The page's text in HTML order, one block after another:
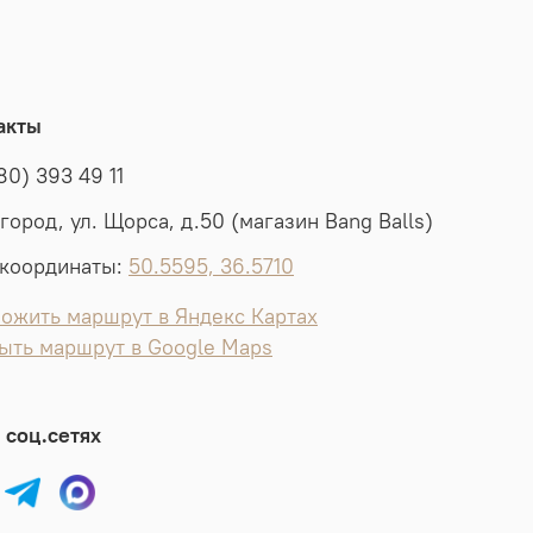
393 49 11
ул. Щорса, д.50 (магазин Bang Balls)
50.5595, 36.5710
маршрут в Яндекс Картах
маршрут в Google Maps